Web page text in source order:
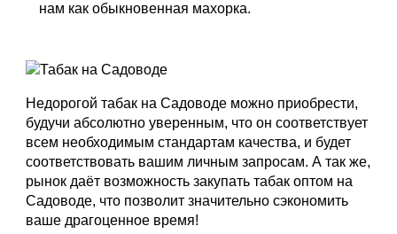
нам как обыкновенная махорка.
Недорогой табак на Садоводе можно приобрести,
будучи абсолютно уверенным, что он соответствует
всем необходимым стандартам качества, и будет
соответствовать вашим личным запросам. А так же,
рынок даёт возможность закупать табак оптом на
Садоводе, что позволит значительно сэкономить
ваше драгоценное время!